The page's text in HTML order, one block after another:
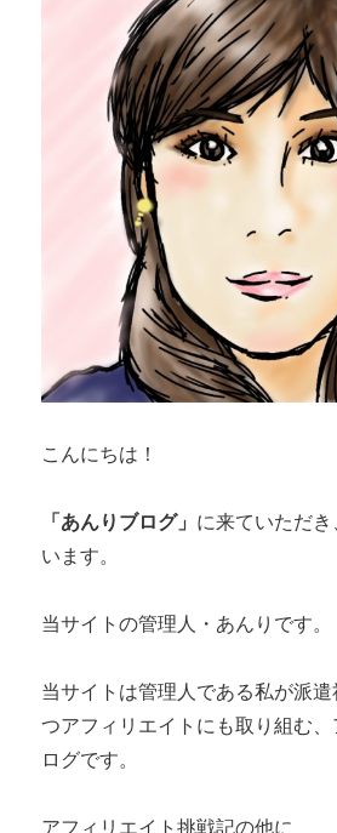
こんにちは！
「あんりブログ」 に来ていただ
います。
当サイトの管理人・あんりです。
当サイトは管理人である私が派
つアフィリエイトにも取り組む
ログです。
アフィリエイト挑戦記の他に